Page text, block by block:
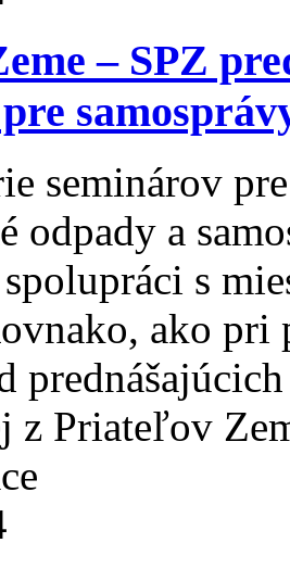
– SPZ
seminárov
odpady a
s
ako pri
z Priateľov